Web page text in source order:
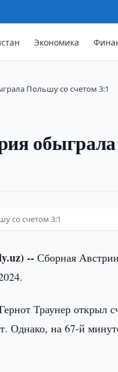
Экономика
Польшу со счетом 3:1
со счетом 3:1
-- Сборная
Траунер открыл
Однако, на 67-й